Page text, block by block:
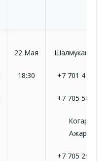
22 Мая
18:30
Шалмуканова
+7 701 410 41
+7 705 580 82
Когаршин
Ажаргуль
‎+7 705 295 28